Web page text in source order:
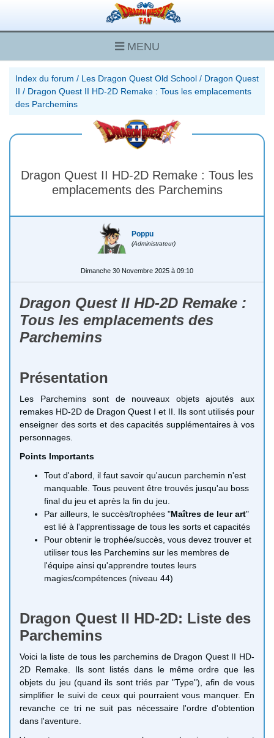
MENU
Index du forum / Les Dragon Quest Old School / Dragon Quest
II / Dragon Quest II HD-2D Remake : Tous les emplacements
des Parchemins
Dragon Quest II HD-2D Remake : Tous les
emplacements des Parchemins
Poppu
(Administrateur)
Dimanche 30 Novembre 2025 à 09:10
Dragon Quest II HD-2D Remake :
Tous les emplacements des
Parchemins
Présentation
Les Parchemins sont de nouveaux objets ajoutés aux
remakes HD-2D de Dragon Quest I et II. Ils sont utilisés pour
enseigner des sorts et des capacités supplémentaires à vos
personnages.
Points Importants
Tout d'abord, il faut savoir qu'aucun parchemin n'est
manquable. Tous peuvent être trouvés jusqu'au boss
final du jeu et après la fin du jeu.
Par ailleurs, le succès/trophées "Maîtres de leur art"
est lié à l'apprentissage de tous les sorts et capacités
Pour obtenir le trophée/succès, vous devez trouver et
utiliser tous les Parchemins sur les membres de
l'équipe ainsi qu'apprendre toutes leurs
magies/compétences (niveau 44)
Dragon Quest II HD-2D: Liste des
Parchemins
Voici la liste de tous les parchemins de Dragon Quest II HD-
2D Remake. Ils sont listés dans le même ordre que les
objets du jeu (quand ils sont triés par "Type"), afin de vous
simplifier le suivi de ceux qui pourraient vous manquer. En
revanche ce tri ne suit pas nécessaire l'ordre d'obtention
dans l'aventure.